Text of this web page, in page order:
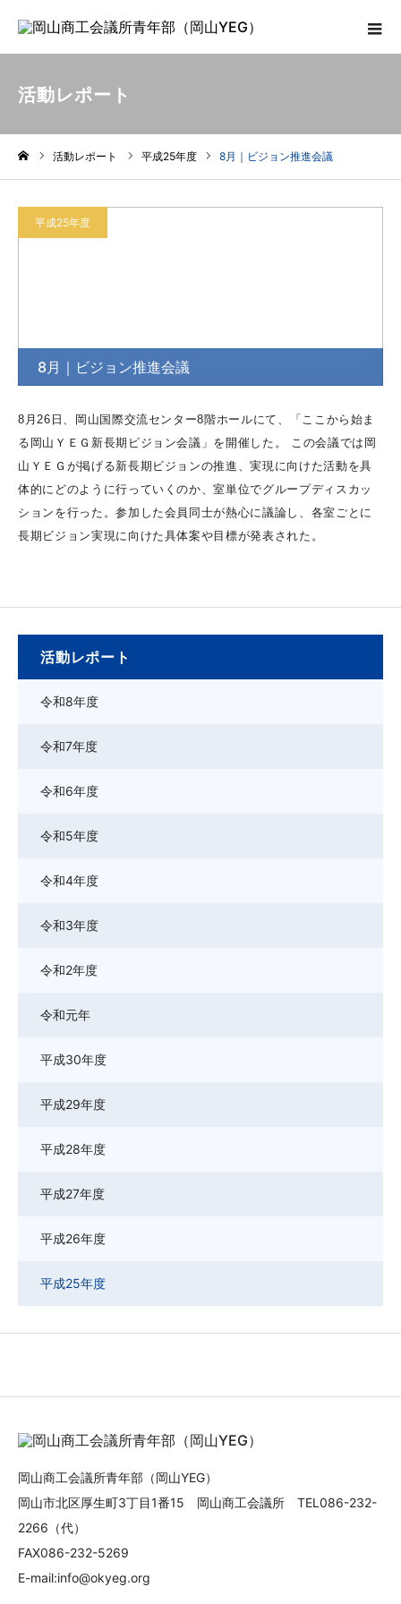
活動レポート
活動レポート 平成25年度 8月｜ビジョン推進会議
平成25年度
8月｜ビジョン推進会議
8月26日、岡山国際交流センター8階ホールにて、「ここから始ま
る岡山ＹＥＧ新長期ビジョン会議」を開催した。 この会議では岡
山ＹＥＧが掲げる新長期ビジョンの推進、実現に向けた活動を具
体的にどのように行っていくのか、室単位でグループディスカッ
ションを行った。参加した会員同士が熱心に議論し、各室ごとに
長期ビジョン実現に向けた具体案や目標が発表された。
活動レポート
令和8年度
令和7年度
令和6年度
令和5年度
令和4年度
令和3年度
令和2年度
令和元年
平成30年度
平成29年度
平成28年度
平成27年度
平成26年度
平成25年度
岡山商工会議所青年部（岡山YEG）
岡山市北区厚生町3丁目1番15 岡山商工会議所 TEL086-232-
2266（代）
FAX086-232-5269
E-mail:info@okyeg.org